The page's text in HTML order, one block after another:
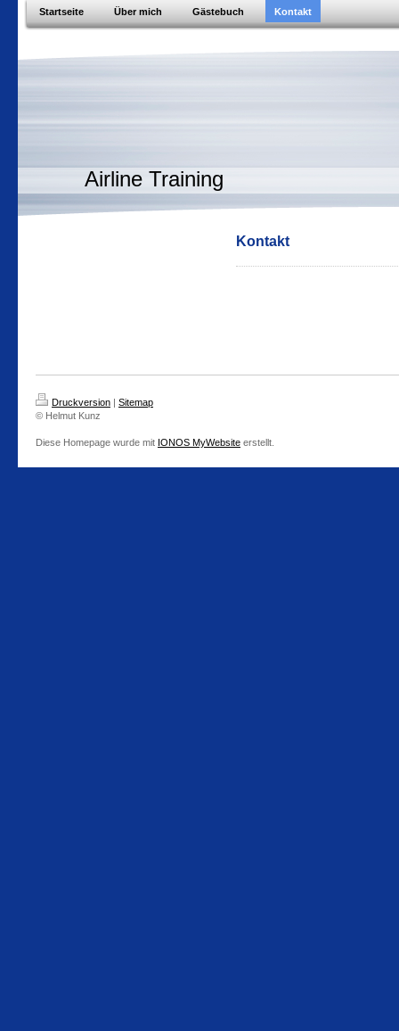
Startseite Über mich Gästebuch Kontakt
Airline Training
Kontakt
Druckversion | Sitemap
© Helmut Kunz
Diese Homepage wurde mit IONOS MyWebsite erstellt.